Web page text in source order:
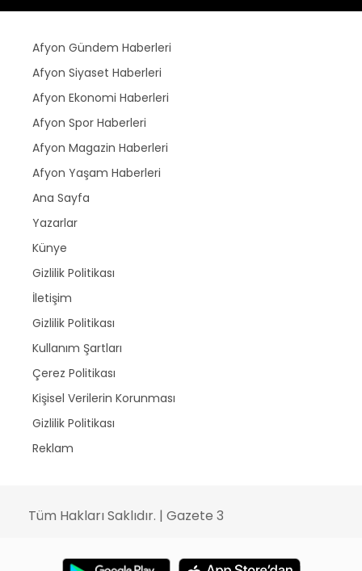
Afyon Gündem Haberleri
Afyon Siyaset Haberleri
Afyon Ekonomi Haberleri
Afyon Spor Haberleri
Afyon Magazin Haberleri
Afyon Yaşam Haberleri
Ana Sayfa
Yazarlar
Künye
Gizlilik Politikası
İletişim
Gizlilik Politikası
Kullanım Şartları
Çerez Politikası
Kişisel Verilerin Korunması
Gizlilik Politikası
Reklam
Tüm Hakları Saklıdır. | Gazete 3